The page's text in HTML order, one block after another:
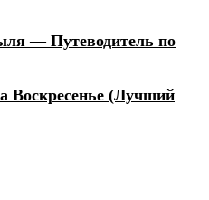
— Путеводитель по
Воскресенье (Лучший